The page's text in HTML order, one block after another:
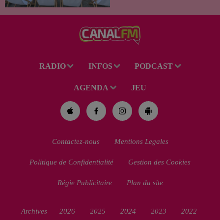
RADIO INFOS PODCAST
AGENDA JEU
Contactez-nous Mentions Legales
Politique de Confidentialité Gestion des Cookies
Régie Publicitaire Plan du site
Archives 2026 2025 2024 2023 2022